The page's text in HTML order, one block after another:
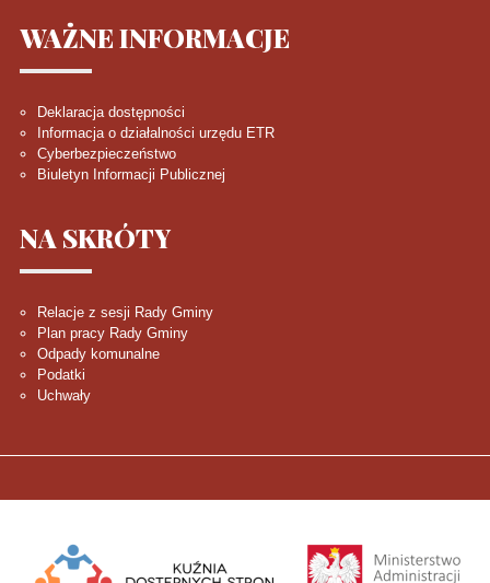
WAŻNEINFORMACJE
Deklaracja dostępności
Informacja o działalności urzędu ETR
Cyberbezpieczeństwo
Biuletyn Informacji Publicznej
NA SKRÓTY
Relacje z sesji Rady Gminy
Plan pracy Rady Gminy
Odpady komunalne
Podatki
Uchwały